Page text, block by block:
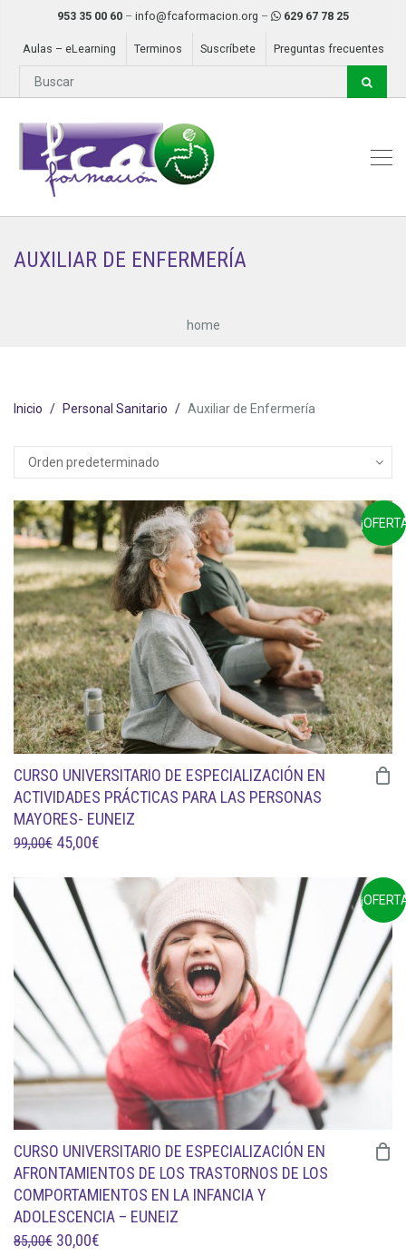
953 35 00 60 – info@fcaformacion.org – 629 67 78 25
Aulas – eLearning Terminos Suscríbete Preguntas frecuentes
AUXILIAR DE ENFERMERÍA
home
Inicio Personal Sanitario Auxiliar de Enfermería
CURSO UNIVERSITARIO DE ESPECIALIZACIÓN EN
ACTIVIDADES PRÁCTICAS PARA LAS PERSONAS
MAYORES- EUNEIZ
99,00€ EL
ORIGINAL
ERA:
99,00€.
45,00€
45,00€.
CURSO UNIVERSITARIO DE ESPECIALIZACIÓN EN
AFRONTAMIENTOS DE LOS TRASTORNOS DE LOS
COMPORTAMIENTOS EN LA INFANCIA Y
ADOLESCENCIA – EUNEIZ
85,00€ EL
30,00€